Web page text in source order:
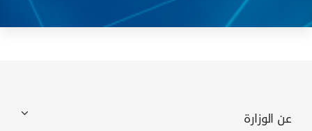
عن الوزارة